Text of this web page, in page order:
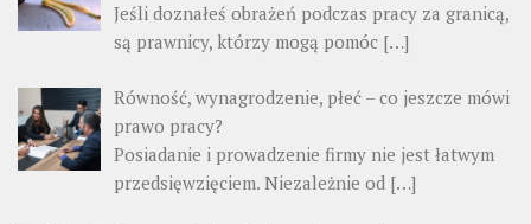
Jeśli doznałeś obrażeń podczas pracy za granicą,
są prawnicy, którzy mogą pomóc […]
Równość, wynagrodzenie, płeć – co jeszcze mówi
prawo pracy?
Posiadanie i prowadzenie firmy nie jest łatwym
przedsięwzięciem. Niezależnie od […]